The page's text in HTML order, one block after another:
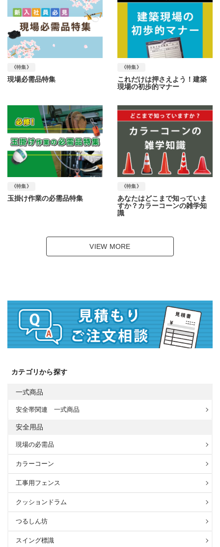
《特集》
現場必需品特集
《特集》
これだけは押さえよう！建築
現場の初歩的マナー
《特集》
玉掛け作業の必需品特集
《特集》
あなたはどこまで知っていま
すか？カラーコーンの雑学知
識
VIEW MORE
カテゴリから探す
一式商品
安全帯関連 一式商品
安全用品
現場の必需品
カラーコーン
工事用フェンス
クッションドラム
つるしん坊
スイング標識